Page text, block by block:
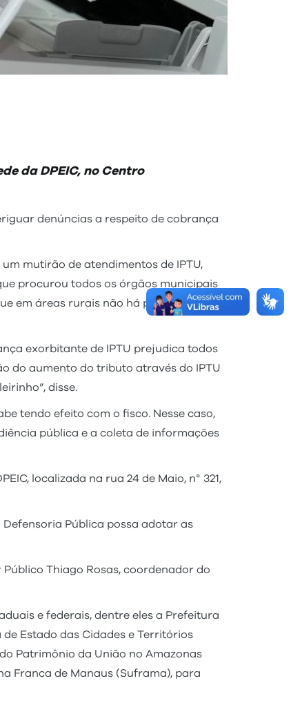
da DPEIC, no Centro
denúncias a respeito de cobrança
mutirão de atendimentos de IPTU,
procurou todos os órgãos municipais
em áreas rurais não há previsão
exorbitante de IPTU prejudica todos
do aumento do tributo através do IPTU
disse.
tendo efeito com o fisco. Nesse caso,
pública e a coleta de informações
localizada na rua 24 de Maio, n° 321,
Pública possa adotar as
Thiago Rosas, coordenador do
e federais, dentre eles a Prefeitura
Estado das Cidades e Territórios
Patrimônio da União no Amazonas
Franca de Manaus (Suframa), para